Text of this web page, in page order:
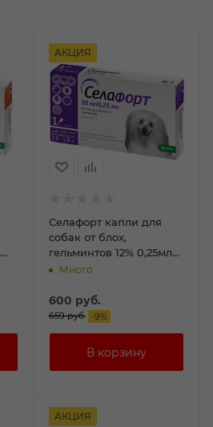
АКЦИЯ
Селафорт капли для
собак от блох,
гельминтов 12% 0,25мл
(30мг 2,6-5 кг №1)
Много
600 руб.
659руб. -9%
АКЦИЯ